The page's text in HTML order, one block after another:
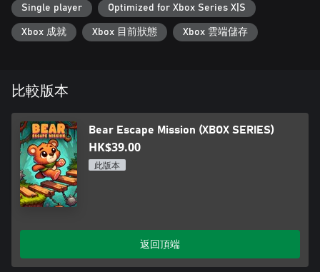
Single player Optimized for Xbox Series X|S
Xbox 成就 Xbox 目前狀態 Xbox 雲端儲存
比較版本
Bear Escape Mission (XBOX SERIES)
HK$39.00
此版本
返回頂端